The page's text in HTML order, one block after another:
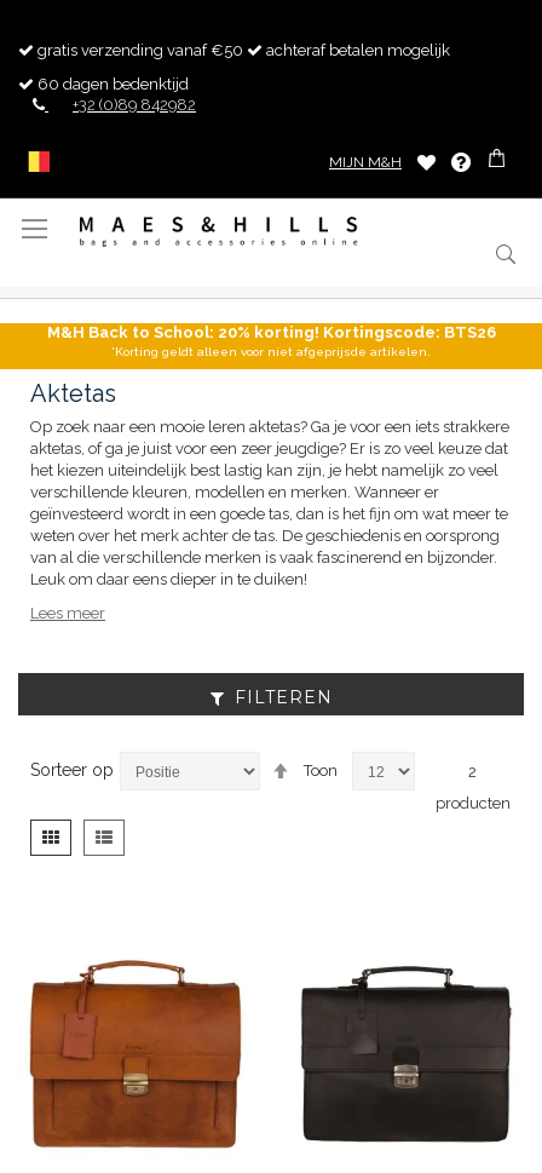
gratis verzending vanaf €50
achteraf betalen mogelijk
60 dagen bedenktijd
+32 (0)89 842982
MIJN M&H
Toggle
M&H Back to School: 20% korting! Kortingscode: BTS26
*Korting geldt alleen voor niet afgeprijsde artikelen.
Aktetas
Op zoek naar een mooie leren aktetas? Ga je voor een iets strakkere
aktetas, of ga je juist voor een zeer jeugdige? Er is zo veel keuze dat
het kiezen uiteindelijk best lastig kan zijn, je hebt namelijk zo veel
verschillende kleuren, modellen en merken. Wanneer er
geïnvesteerd wordt in een goede tas, dan is het fijn om wat meer te
weten over het merk achter de tas. De geschiedenis en oorsprong
van al die verschillende merken is vaak fascinerend en bijzonder.
Leuk om daar eens dieper in te duiken!
Lees meer
FILTEREN
Sorteer op
Van
Toon
2
producten
Tonen
als
Foto-
tabel
Lijst